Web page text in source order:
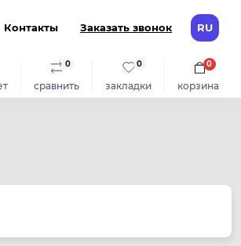
Контакты Заказать звонок RU
сравнить
0
закладки
0
корзина
0